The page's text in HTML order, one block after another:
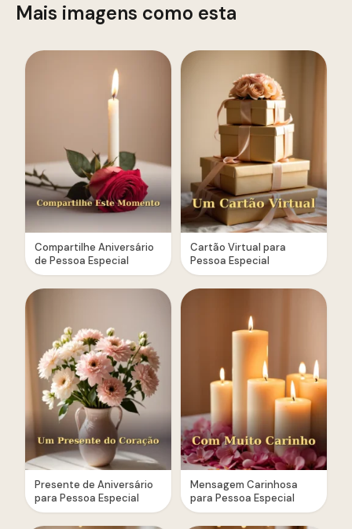
Mais imagens como esta
Compartilhe Aniversário
de Pessoa Especial
Presente de Aniversário
para Pessoa Especial
Cartão Virtual para
Pessoa Especial
Mensagem Carinhosa
para Pessoa Especial